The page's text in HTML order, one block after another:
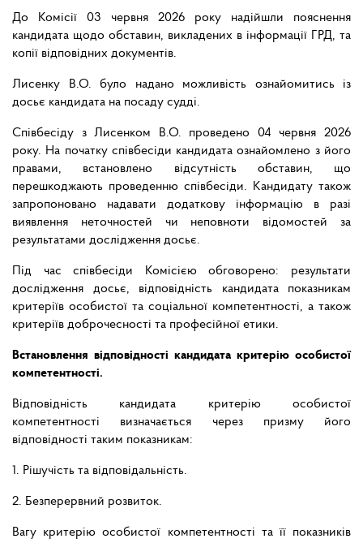
До Комісії 03 червня 2026 року надійшли пояснення
кандидата щодо обставин, викладених в інформації ГРД, та
копії відповідних документів.
Лисенку В.О. було надано можливість ознайомитись із
досьє кандидата на посаду судді.
Співбесіду з Лисенком В.О. проведено 04 червня 2026
року. На початку співбесіди кандидата ознайомлено з його
правами, встановлено відсутність обставин, що
перешкоджають проведенню співбесіди. Кандидату також
запропоновано надавати додаткову інформацію в разі
виявлення неточностей чи неповноти відомостей за
результатами дослідження досьє.
Під час співбесіди Комісією обговорено: результати
дослідження досьє, відповідність кандидата показникам
критеріїв особистої та соціальної компетентності, а також
критеріїв доброчесності та професійної етики.
Встановлення відповідності кандидата критерію особистої
компетентності.
Відповідність кандидата критерію особистої
компетентності визначається через призму його
відповідності таким показникам:
1. Рішучість та відповідальність.
2. Безперервний розвиток.
Вагу критерію особистої компетентності та її показників